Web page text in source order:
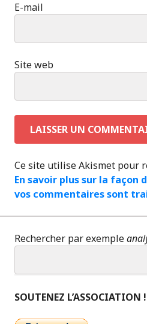
E-mail
Site web
Ce site utilise Akismet pour
En savoir plus sur la façon
vos commentaires sont
Rechercher par exemple
SOUTENEZ L’ASSOCIATION !